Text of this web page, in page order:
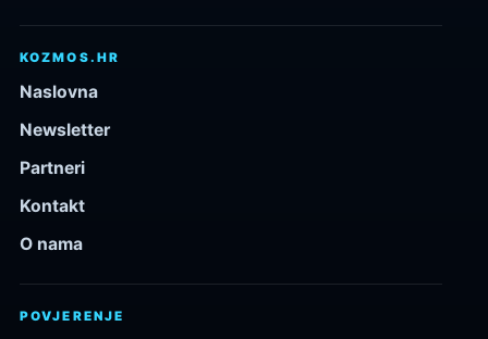
KOZMOS.HR
Naslovna
Newsletter
Partneri
Kontakt
O nama
POVJERENJE